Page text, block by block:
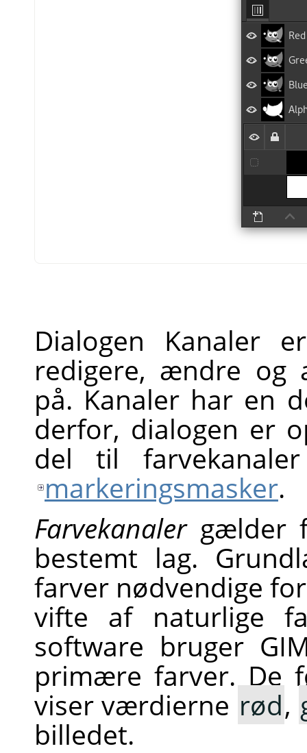
Dialogen Kanaler
redigere, ændre og
på. Kanaler har en
derfor, dialogen er
del til
markeringsmasker.
Farvekanalergælder
bestemt lag.
farver nødvendige
vifte af naturlige
software bruger
primære farver. De
viser værdierne rød,
billedet.